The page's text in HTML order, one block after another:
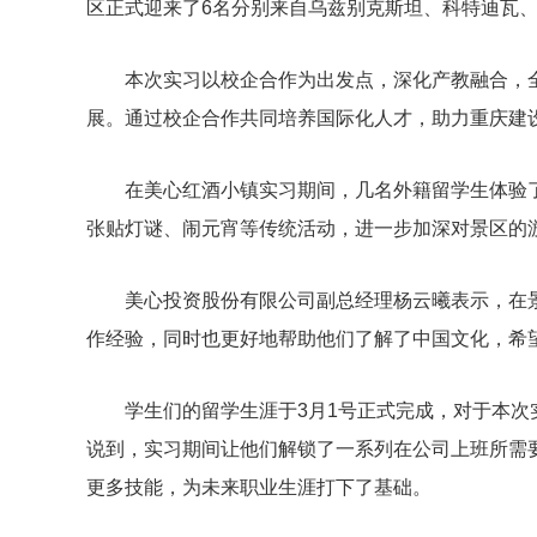
区正式迎来了6名分别来自乌兹别克斯坦、科特迪瓦
本次实习以校企合作为出发点，深化产教融合，
展。通过校企合作共同培养国际化人才，助力重庆建
在美心红酒小镇实习期间，几名外籍留学生体
张贴灯谜、闹元宵等传统活动，进一步加深对景区
美心投资股份有限公司副总经理杨云曦表示，
作经验，同时也更好地帮助他们了解了中国文化，
学生们的留学生涯于3月1号正式完成，对于本
说到，实习期间让他们解锁了一系列在公司上班所
更多技能，为未来职业生涯打下了基础。